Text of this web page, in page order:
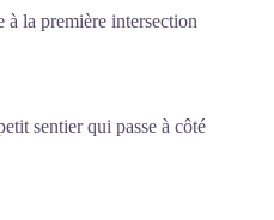
la première intersection
sentier qui passe à côté